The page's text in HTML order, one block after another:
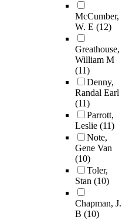
McCumber,
W. E (12)
Greathouse,
William M
(11)
Denny,
Randal Earl
(11)
Parrott,
Leslie (11)
Note,
Gene Van
(10)
Toler,
Stan (10)
Chapman, J.
B (10)